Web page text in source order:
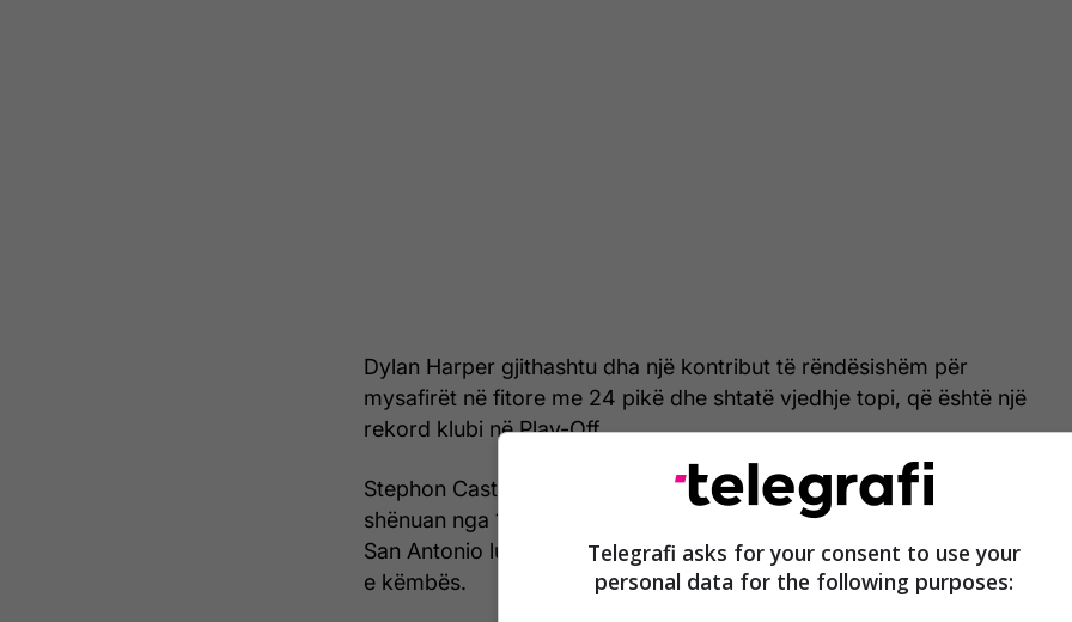
Dylan Harper gjithashtu dha një kontribut të rëndësishëm për
mysafirët në fitore me 24 pikë dhe shtatë vjedhje topi, që është një
rekord klubi në Play-Off.
Stephon Castle shënoi 17 pikë, Devin Vassell dhe Keldon Johnson
shënuan nga 13 pikë secili, dhe Julian Champagnie shënoi nga 11.
San Antonio luajti pa De'Aaron Fox për shkak të një dëmtimi në kyçin
e këmbës.
Telegrafi asks for your consent to use your
personal data for the following purposes: